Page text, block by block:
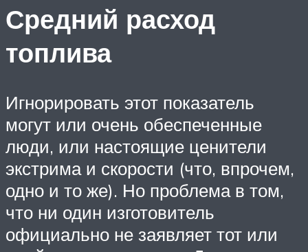
Средний расход
топлива
Игнорировать этот показатель
могут или очень обеспеченные
люди, или настоящие ценители
экстрима и скорости (что, впрочем,
одно и то же). Но проблема в том,
что ни один изготовитель
официально не заявляет тот или